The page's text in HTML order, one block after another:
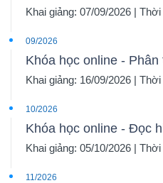
Khai giảng: 07/09/2026 |
09/2026
Khóa học online -
Khai giảng: 16/09/2026 |
10/2026
Khóa học online - Đọc
Khai giảng: 05/10/2026 |
11/2026